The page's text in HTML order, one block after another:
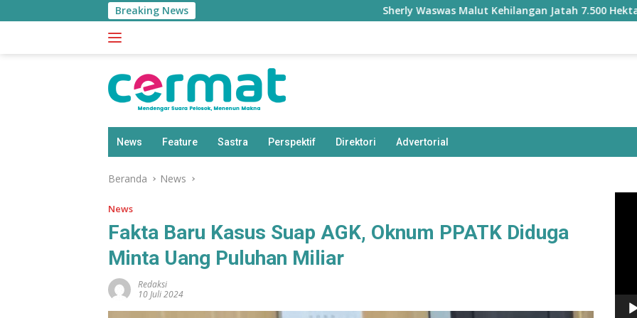
ke
Breaking News Sherly Waswas Malut Kehilangan Jatah 7.500 Hektare Sawah
News Feature Sastra Perspektif Direktori Advertorial
Beranda News
News
Fakta Baru Kasus Suap AGK, Oknum PPATK Diduga
Minta Uang Puluhan Miliar
Redaksi
10 Juli 2024